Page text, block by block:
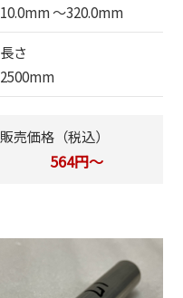
10.0mm 〜320.0mm
長さ
2500mm
販売価格（税込）
564円～